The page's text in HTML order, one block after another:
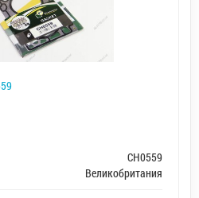
CH0559
Великобритания